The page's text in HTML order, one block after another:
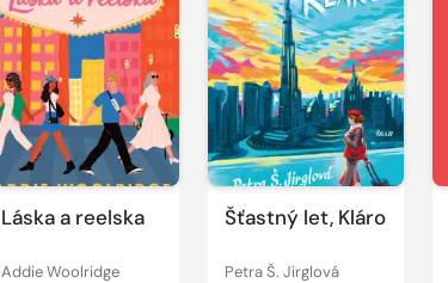
Láska a reelska
Addie Woolridge
Šťastný let, Kláro
Petra Š. Jirglová